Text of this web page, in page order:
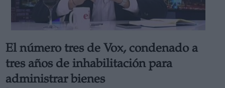
El número tres de Vox, condenado a
tres años de inhabilitación para
administrar bienes